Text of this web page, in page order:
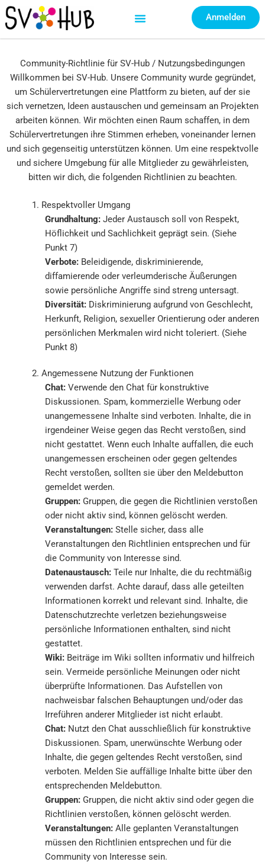
Zum
Inhalt
Anmelden
Community-Richtlinie für SV-Hub / Nutzungsbedingungen
Willkommen bei SV-Hub. Unsere Community wurde gegründet,
um Schülervertretungen eine Plattform zu bieten, auf der sie
sich vernetzen, Ideen austauschen und gemeinsam an Projekten
arbeiten können. Wir möchten einen Raum schaffen, in dem
Schülervertretungen ihre Stimmen erheben, voneinander lernen
und sich gegenseitig unterstützen können. Um eine respektvolle
und sichere Umgebung für alle Mitglieder zu gewährleisten,
bitten wir dich, die folgenden Richtlinien zu beachten.
1. Respektvoller Umgang
Grundhaltung:Jeder Austausch soll von Respekt,
Höflichkeit und Sachlichkeit geprägt sein. (Siehe
Punkt 7)
Verbote:Beleidigende, diskriminierende,
diffamierende oder verleumderische Äußerungen
sowie persönliche Angriffe sind streng untersagt.
Diversität:Diskriminierung aufgrund von Geschlecht,
Herkunft, Religion, sexueller Orientierung oder anderen
persönlichen Merkmalen wird nicht toleriert. (Siehe
Punkt 8)
2. Angemessene Nutzung der Funktionen
Chat:Verwende den Chat für konstruktive
Diskussionen. Spam, kommerzielle Werbung oder
unangemessene Inhalte sind verboten. Inhalte, die in
irgendeiner Weise gegen das Recht verstoßen, sind
nicht gestattet. Wenn euch Inhalte auffallen, die euch
unangemessen erscheinen oder gegen geltendes
Recht verstoßen, sollten sie über den Meldebutton
gemeldet werden.
Gruppen:Gruppen, die gegen die Richtlinien verstoßen
oder nicht aktiv sind, können gelöscht werden.
Veranstaltungen:Stelle sicher, dass alle
Veranstaltungen den Richtlinien entsprechen und für
die Community von Interesse sind.
Datenaustausch:Teile nur Inhalte, die du rechtmäßig
verwenden darfst. Achte darauf, dass alle geteilten
Informationen korrekt und relevant sind. Inhalte, die
Datenschutzrechte verletzen beziehungsweise
persönliche Informationen enthalten, sind nicht
gestattet.
Wiki:Beiträge im Wiki sollten informativ und hilfreich
sein. Vermeide persönliche Meinungen oder nicht
überprüfte Informationen. Das Aufstellen von
nachweisbar falschen Behauptungen und/oder das
Irreführen anderer Mitglieder ist nicht erlaubt.
Chat:Nutzt den Chat ausschließlich für konstruktive
Diskussionen. Spam, unerwünschte Werbung oder
Inhalte, die gegen geltendes Recht verstoßen, sind
verboten. Melden Sie auffällige Inhalte bitte über den
entsprechenden Meldebutton.
Gruppen:Gruppen, die nicht aktiv sind oder gegen die
Richtlinien verstoßen, können gelöscht werden.
Veranstaltungen:Alle geplanten Veranstaltungen
müssen den Richtlinien entsprechen und für die
Community von Interesse sein.